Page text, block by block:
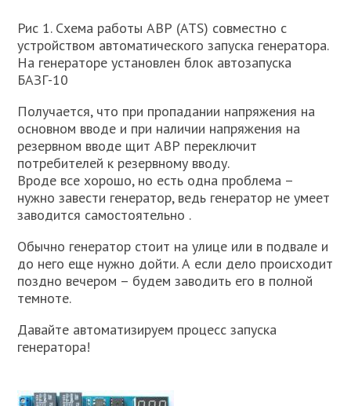
Рис 1. Схема работы АВР (ATS) совместно с
устройством автоматического запуска генератора.
На генераторе установлен блок автозапуска
БАЗГ-10
Получается, что при пропадании напряжения на
основном вводе и при наличии напряжения на
резервном вводе щит АВР переключит
потребителей к резервному вводу.
Вроде все хорошо, но есть одна проблема –
нужно завести генератор, ведь генератор не умеет
заводится самостоятельно .
Обычно генератор стоит на улице или в подвале и
до него еще нужно дойти. А если дело происходит
поздно вечером – будем заводить его в полной
темноте.
Давайте автоматизируем процесс запуска
генератора!